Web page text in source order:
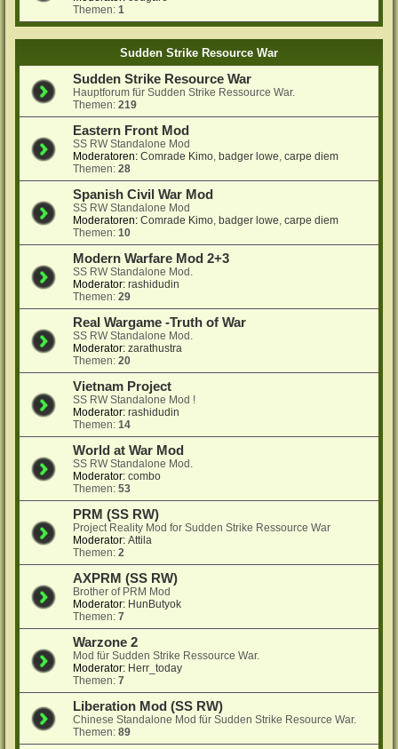
Themen:1
Sudden Strike Resource War
Sudden Strike Resource War
Hauptforum für Sudden Strike Ressource War.
Themen:219
Eastern Front Mod
SS RW Standalone Mod
Moderatoren: Comrade Kimo, badger lowe,carpe diem
Themen:28
Spanish Civil War Mod
SS RW Standalone Mod
Moderatoren: Comrade Kimo, badger lowe,carpe diem
Themen:10
Modern Warfare Mod 2+3
SS RW Standalone Mod.
Moderator: rashidudin
Themen:29
Real Wargame -Truth of War
SS RW Standalone Mod.
Moderator: zarathustra
Themen:20
Vietnam Project
SS RW Standalone Mod !
Moderator: rashidudin
Themen:14
World at War Mod
SS RW Standalone Mod.
Moderator: combo
Themen:53
PRM (SS RW)
Project Reality Mod for Sudden Strike Ressource War
Moderator: Attila
Themen:2
AXPRM (SS RW)
Brother of PRM Mod
Moderator: HunButyok
Themen:7
Warzone 2
Mod für Sudden Strike Ressource War.
Moderator: Herr_today
Themen:7
Liberation Mod (SS RW)
Chinese Standalone Mod für Sudden Strike Resource War.
Themen:89